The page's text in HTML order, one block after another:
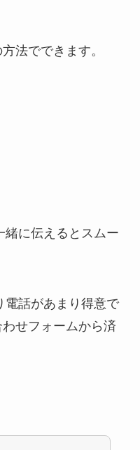
法でできます。
緒に伝えるとスムー
電話があまり得意で
せフォームから済